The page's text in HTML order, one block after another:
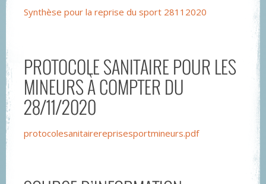
Synthèse pour la reprise du sport 28112020
PROTOCOLE SANITAIRE POUR LES
MINEURS À COMPTER DU
28/11/2020
protocolesanitairereprisesportmineurs.pdf